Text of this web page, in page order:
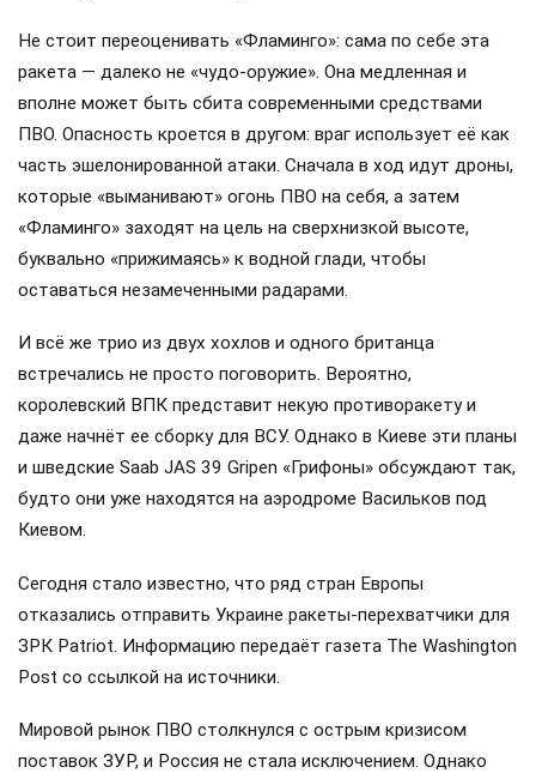
Не стоит переоценивать «Фламинго»: сама по себе эта
ракета — далеко не «чудо-оружие». Она медленная и
вполне может быть сбита современными средствами
ПВО. Опасность кроется в другом: враг использует её как
часть эшелонированной атаки. Сначала в ход идут дроны,
которые «выманивают» огонь ПВО на себя, а затем
«Фламинго» заходят на цель на сверхнизкой высоте,
буквально «прижимаясь» к водной глади, чтобы
оставаться незамеченными радарами.
И всё же трио из двух хохлов и одного британца
встречались не просто поговорить. Вероятно,
королевский ВПК представит некую противоракету и
даже начнёт ее сборку для ВСУ. Однако в Киеве эти планы
и шведские Saab JAS 39 Gripen «Грифоны» обсуждают так,
будто они уже находятся на аэродроме Васильков под
Киевом.
Сегодня стало известно, что ряд стран Европы
отказались отправить Украине ракеты-перехватчики для
ЗРК Patriot. Информацию передаёт газета The Washington
Post со ссылкой на источники.
Мировой рынок ПВО столкнулся с острым кризисом
поставок ЗУР, и Россия не стала исключением. Однако